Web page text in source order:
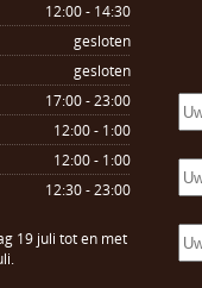
12:00 - 14:30
gesloten
gesloten
17:00 - 23:00
12:00 - 1:00
12:00 - 1:00
12:30 - 23:00
19 juli tot en met